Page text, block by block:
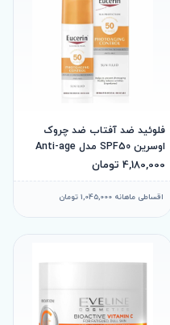
فلوئید ضد آفتاب ضد چروک
اوسرین SPF50 مدل Anti-age
حجم 50 میل
4,180,000 تومان
اقساطی ماهانه 1,045,000 تومان